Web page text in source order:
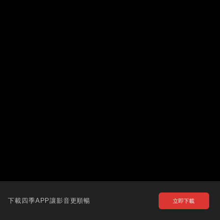
下載四季APP讓影音更順暢 立即下載